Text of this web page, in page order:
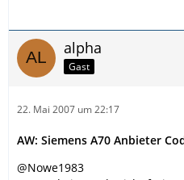
alpha
Gast
22. Mai 2007 um 22:17
AW: Siemens A70 Anbieter
@Nowe1983